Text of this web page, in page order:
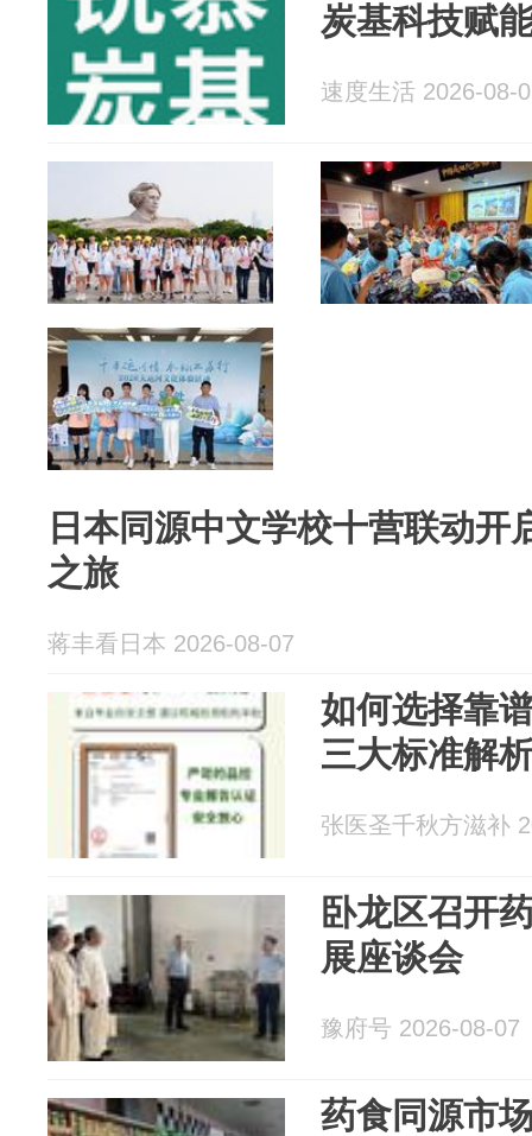
炭基科技赋
速度生活 2026-08-
日本同源中文学校十营联动开
之旅
蒋丰看日本 2026-08-07
如何选择靠
三大标准解
张医圣千秋方滋补
卧龙区召开
展座谈会
豫府号 2026-08-07
药食同源市